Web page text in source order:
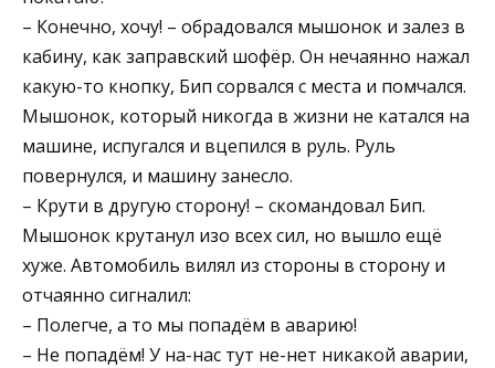
– Конечно, хочу! – обрадовался мышонок и залез в
кабину, как заправский шофёр. Он нечаянно нажал
какую-то кнопку, Бип сорвался с места и помчался.
Мышонок, который никогда в жизни не катался на
машине, испугался и вцепился в руль. Руль
повернулся, и машину занесло.
– Крути в другую сторону! – скомандовал Бип.
Мышонок крутанул изо всех сил, но вышло ещё
хуже. Автомобиль вилял из стороны в сторону и
отчаянно сигналил:
– Полегче, а то мы попадём в аварию!
– Не попадём! У на-нас тут не-нет никакой аварии,